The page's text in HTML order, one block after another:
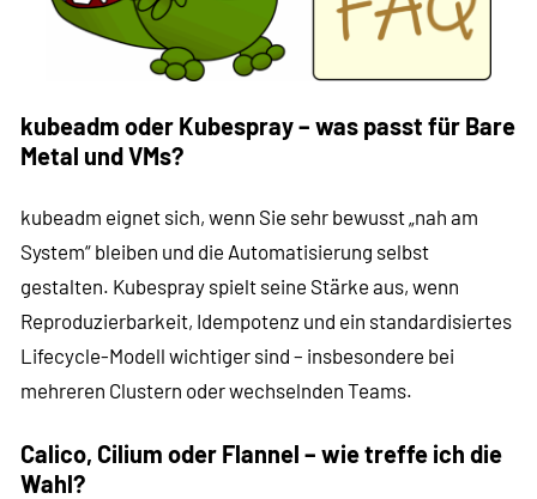
kubeadm oder Kubespray – was passt für Bare
Metal und VMs?
kubeadm eignet sich, wenn Sie sehr bewusst „nah am
System“ bleiben und die Automatisierung selbst
gestalten. Kubespray spielt seine Stärke aus, wenn
Reproduzierbarkeit, Idempotenz und ein standardisiertes
Lifecycle-Modell wichtiger sind – insbesondere bei
mehreren Clustern oder wechselnden Teams.
Calico, Cilium oder Flannel – wie treffe ich die
Wahl?